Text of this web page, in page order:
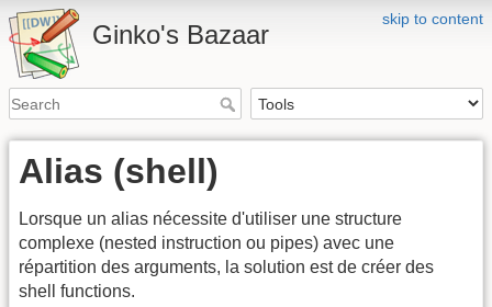
skip to content
Ginko's Bazaar
Alias (shell)
Lorsque un alias nécessite d'utiliser une structure
complexe (nested instruction ou pipes) avec une
répartition des arguments, la solution est de créer des
shell functions.